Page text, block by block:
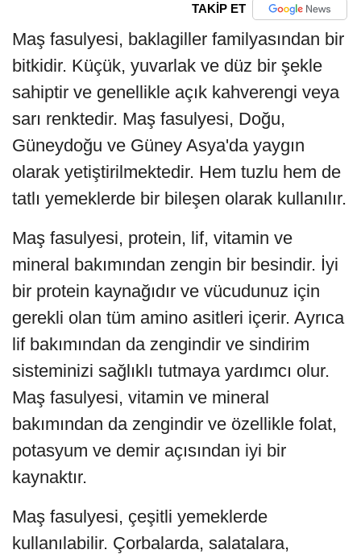
TAKİP ET
Maş fasulyesi, baklagiller familyasından bir
bitkidir. Küçük, yuvarlak ve düz bir şekle
sahiptir ve genellikle açık kahverengi veya
sarı renktedir. Maş fasulyesi, Doğu,
Güneydoğu ve Güney Asya'da yaygın
olarak yetiştirilmektedir. Hem tuzlu hem de
tatlı yemeklerde bir bileşen olarak kullanılır.
Maş fasulyesi, protein, lif, vitamin ve
mineral bakımından zengin bir besindir. İyi
bir protein kaynağıdır ve vücudunuz için
gerekli olan tüm amino asitleri içerir. Ayrıca
lif bakımından da zengindir ve sindirim
sisteminizi sağlıklı tutmaya yardımcı olur.
Maş fasulyesi, vitamin ve mineral
bakımından da zengindir ve özellikle folat,
potasyum ve demir açısından iyi bir
kaynaktır.
Maş fasulyesi, çeşitli yemeklerde
kullanılabilir. Çorbalarda, salatalara,